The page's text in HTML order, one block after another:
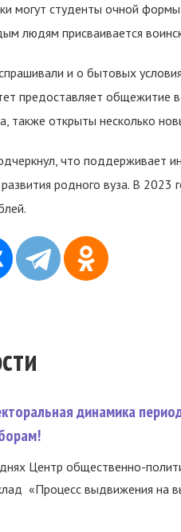
могут студенты очной формы
людям присваивается
и о бытовых
предоставляет
также открыты несколько
что поддерживает
родного вуза. В 2023
динамика
Центр общественно-
«Процесс выдвижения на